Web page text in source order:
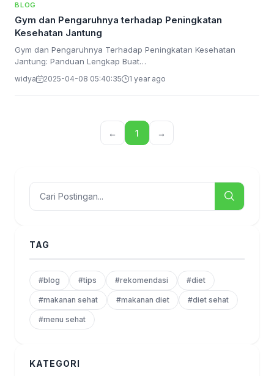
BLOG
Gym dan Pengaruhnya terhadap Peningkatan
Kesehatan Jantung
Gym dan Pengaruhnya Terhadap Peningkatan Kesehatan
Jantung: Panduan Lengkap Buat…
widya 2025-04-08 05:40:35 1 year ago
← 1 →
TAG
#blog #tips #rekomendasi #diet
#makanan sehat #makanan diet #diet sehat
#menu sehat
KATEGORI